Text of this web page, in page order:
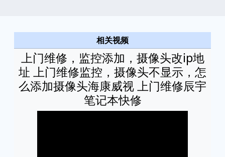
相关视频
上门维修，监控添加，摄像头改ip地
址 上门维修监控，摄像头不显示，怎
么添加摄像头海康威视 上门维修辰宇
笔记本快修